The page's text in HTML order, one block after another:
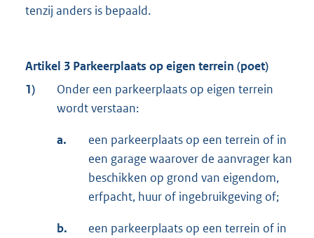
tenzij anders is bepaald.
Artikel 3 Parkeerplaats op eigen terrein (poet)
1)
Onder een parkeerplaats op eigen terrein
wordt verstaan:
a.
een parkeerplaats op een terrein of in
een garage waarover de aanvrager kan
beschikken op grond van eigendom,
erfpacht, huur of ingebruikgeving of;
b.
een parkeerplaats op een terrein of in